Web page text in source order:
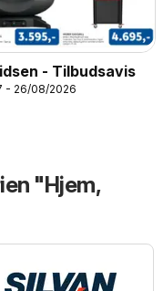
- Tilbudsavis
- 26/08/2026
"Hjem,